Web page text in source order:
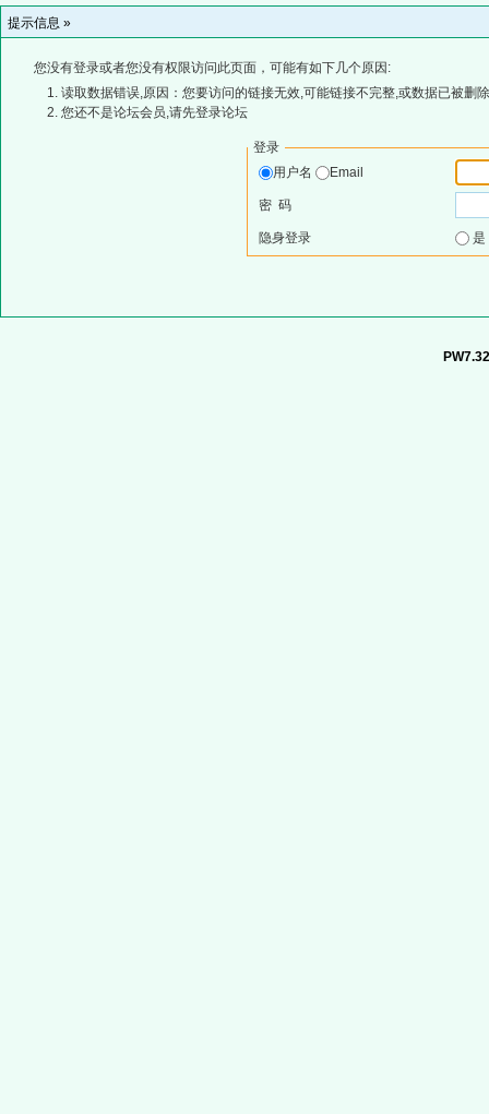
提示信息 »
您没有登录或者您没有权限访问此页面，可能有如下几个原因:
读取数据错误,原因：您要访问的链接无效,可能链接不完整,或数据已被删
您还不是论坛会员,请先登录论坛
登录
用户名
Email
密 码
隐身登录